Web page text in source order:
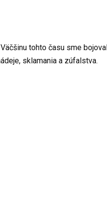
tohto času sme
sklamania a zúfalstva.